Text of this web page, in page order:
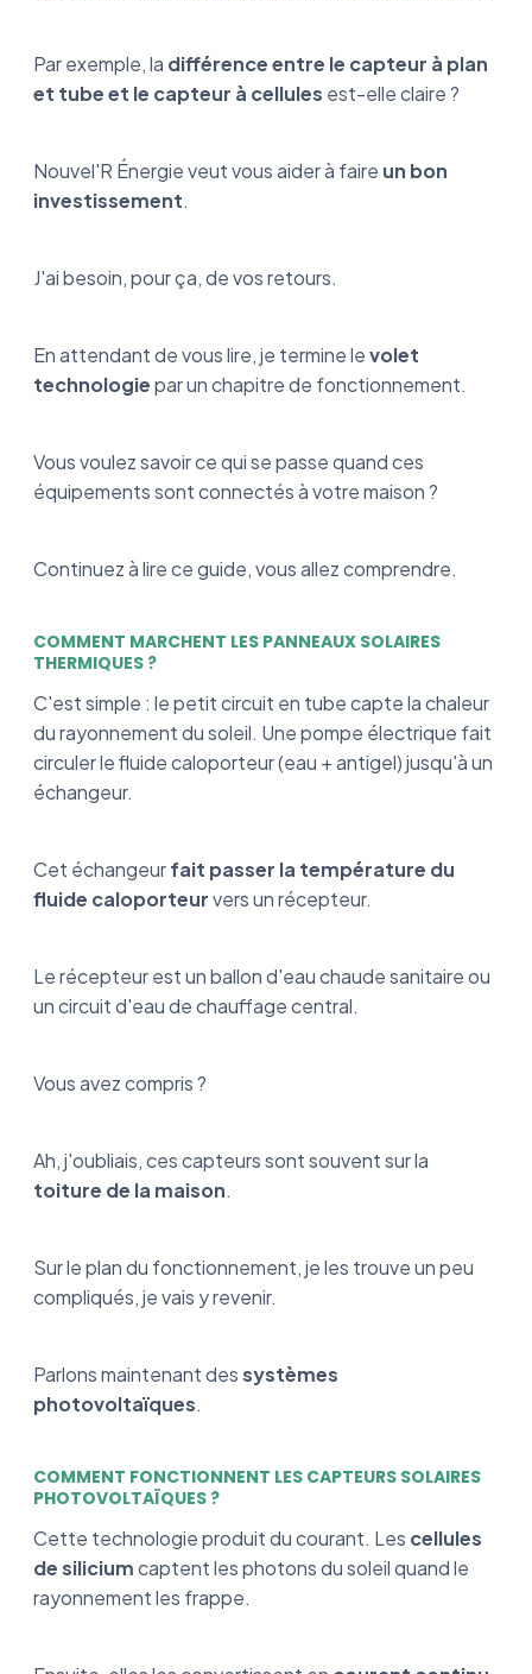
Par exemple, la différence entre le capteur à plan
et tube et le capteur à cellules est-elle claire ?
Nouvel'R Énergie veut vous aider à faire un bon
investissement.
J'ai besoin, pour ça, de vos retours.
En attendant de vous lire, je termine levolet
technologiepar un chapitre de fonctionnement.
Vous voulez savoir ce qui se passe quand ces
équipements sont connectés à votre maison ?
Continuez à lire ce guide, vous allez comprendre.
COMMENT MARCHENT LES PANNEAUX SOLAIRES
THERMIQUES ?
C'est simple : le petit circuit en tube capte la chaleur
du rayonnement du soleil. Une pompe électrique fait
circuler le fluide caloporteur (eau + antigel) jusqu'à un
échangeur.
Cet échangeurfait passer la température du
fluide caloporteurvers un récepteur.
Le récepteur est un ballon d'eau chaude sanitaire ou
un circuit d'eau de chauffage central.
Vous avez compris ?
Ah, j'oubliais, ces capteurs sont souvent sur la
toiture de la maison.
Sur le plan du fonctionnement, je les trouve un peu
compliqués, je vais y revenir.
Parlons maintenant dessystèmes
photovoltaïques.
COMMENT FONCTIONNENT LES CAPTEURS SOLAIRES
PHOTOVOLTAÏQUES ?
Cette technologie produit du courant. Les cellules
de siliciumcaptent les photons du soleil quand le
rayonnement les frappe.